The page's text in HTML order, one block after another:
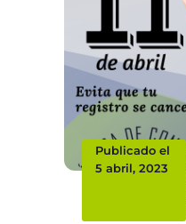
Publicado el
5 abril, 2023